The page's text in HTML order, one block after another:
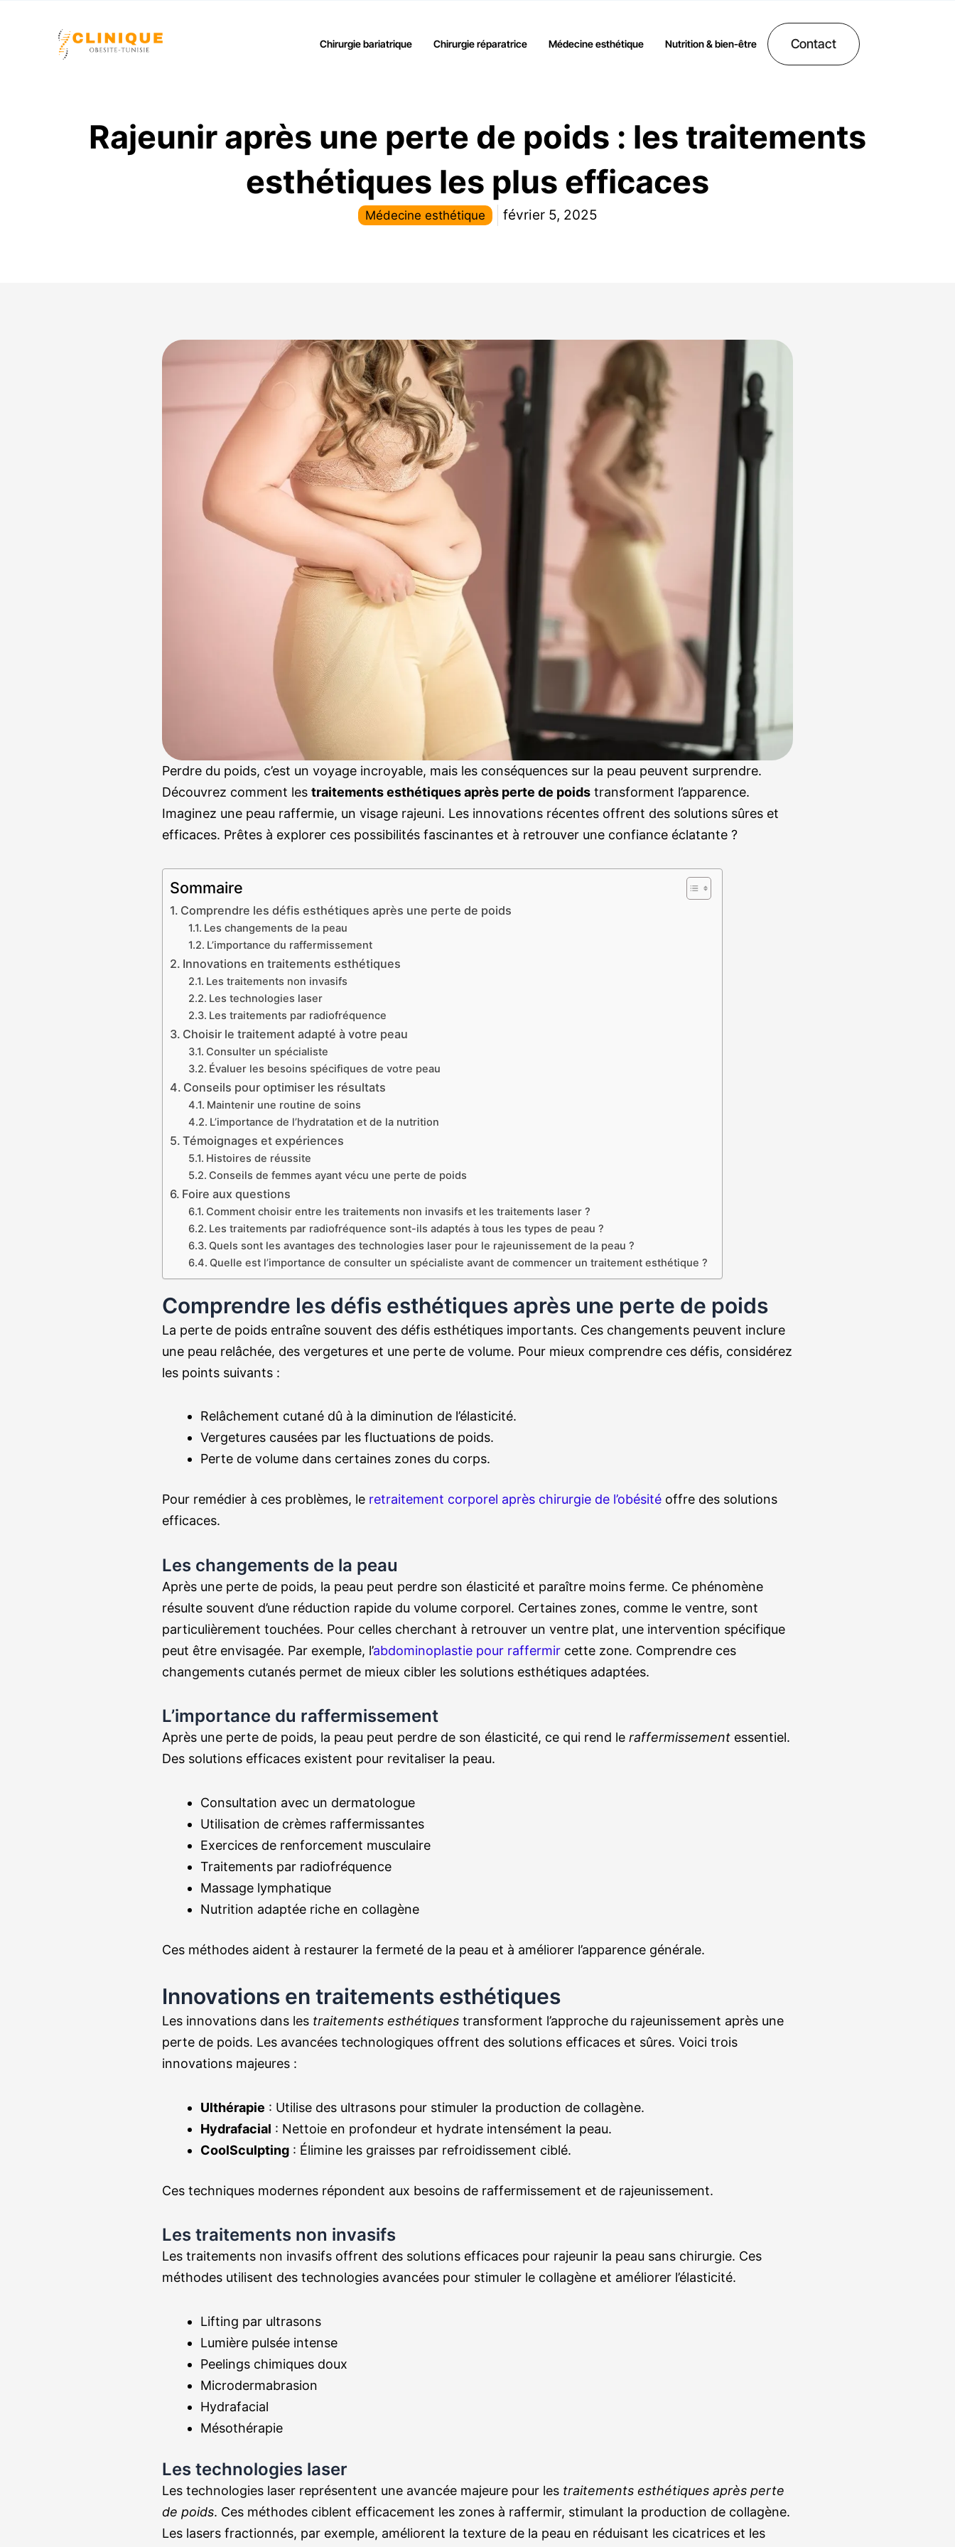
Chirurgie bariatrique Chirurgie réparatrice Médecine esthétique Nutrition & bien-être Contact
Rajeunir après une perte de poids : les traitements
esthétiques les plus efficaces
Médecine esthétique février 5, 2025
Perdre du poids, c’est un voyage incroyable, mais les conséquences sur la peau peuvent surprendre.
Découvrez comment les traitements esthétiques après perte de poids transforment l’apparence.
Imaginez une peau raffermie, un visage rajeuni. Les innovations récentes offrent des solutions sûres et
efficaces. Prêtes à explorer ces possibilités fascinantes et à retrouver une confiance éclatante ?
Sommaire
Comprendre les défis esthétiques après une perte de poids
Les changements de la peau
L’importance du raffermissement
Innovations en traitements esthétiques
Les traitements non invasifs
Les technologies laser
Les traitements par radiofréquence
Choisir le traitement adapté à votre peau
Consulter un spécialiste
Évaluer les besoins spécifiques de votre peau
Conseils pour optimiser les résultats
Maintenir une routine de soins
L’importance de l’hydratation et de la nutrition
Témoignages et expériences
Histoires de réussite
Conseils de femmes ayant vécu une perte de poids
Foire aux questions
Comment choisir entre les traitements non invasifs et les traitements laser ?
Les traitements par radiofréquence sont-ils adaptés à tous les types de peau ?
Quels sont les avantages des technologies laser pour le rajeunissement de la peau ?
Quelle est l’importance de consulter un spécialiste avant de commencer un traitement esthétique ?
Comprendre les défis esthétiques après une perte de poids
La perte de poids entraîne souvent des défis esthétiques importants. Ces changements peuvent inclure
une peau relâchée, des vergetures et une perte de volume. Pour mieux comprendre ces défis, considérez
les points suivants :
Relâchement cutané dû à la diminution de l’élasticité.
Vergetures causées par les fluctuations de poids.
Perte de volume dans certaines zones du corps.
Pour remédier à ces problèmes, le retraitement corporel après chirurgie de l’obésité offre des solutions
efficaces.
Les changements de la peau
Après une perte de poids, la peau peut perdre son élasticité et paraître moins ferme. Ce phénomène
résulte souvent d’une réduction rapide du volume corporel. Certaines zones, comme le ventre, sont
particulièrement touchées. Pour celles cherchant à retrouver un ventre plat, une intervention spécifique
peut être envisagée. Par exemple, l’abdominoplastie pour raffermir cette zone. Comprendre ces
changements cutanés permet de mieux cibler les solutions esthétiques adaptées.
L’importance du raffermissement
Après une perte de poids, la peau peut perdre de son élasticité, ce qui rend le raffermissement essentiel.
Des solutions efficaces existent pour revitaliser la peau.
Consultation avec un dermatologue
Utilisation de crèmes raffermissantes
Exercices de renforcement musculaire
Traitements par radiofréquence
Massage lymphatique
Nutrition adaptée riche en collagène
Ces méthodes aident à restaurer la fermeté de la peau et à améliorer l’apparence générale.
Innovations en traitements esthétiques
Les innovations dans les traitements esthétiques transforment l’approche du rajeunissement après une
perte de poids. Les avancées technologiques offrent des solutions efficaces et sûres. Voici trois
innovations majeures :
Ulthérapie : Utilise des ultrasons pour stimuler la production de collagène.
Hydrafacial : Nettoie en profondeur et hydrate intensément la peau.
CoolSculpting : Élimine les graisses par refroidissement ciblé.
Ces techniques modernes répondent aux besoins de raffermissement et de rajeunissement.
Les traitements non invasifs
Les traitements non invasifs offrent des solutions efficaces pour rajeunir la peau sans chirurgie. Ces
méthodes utilisent des technologies avancées pour stimuler le collagène et améliorer l’élasticité.
Lifting par ultrasons
Lumière pulsée intense
Peelings chimiques doux
Microdermabrasion
Hydrafacial
Mésothérapie
Les technologies laser
Les technologies laser représentent une avancée majeure pour les traitements esthétiques après perte
de poids. Ces méthodes ciblent efficacement les zones à raffermir, stimulant la production de collagène.
Les lasers fractionnés, par exemple, améliorent la texture de la peau en réduisant les cicatrices et les